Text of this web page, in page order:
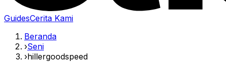
GuidesCerita Kami
Beranda
›Seni
›hillergoodspeed